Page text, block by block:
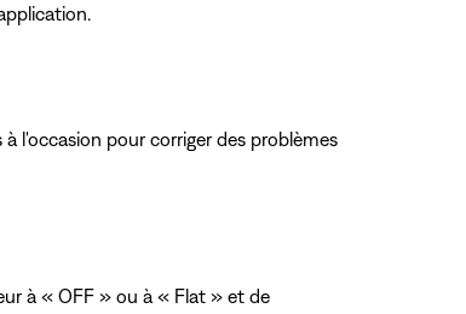
l'occasion pour corriger des problèmes
à « OFF » ou à « Flat » et de